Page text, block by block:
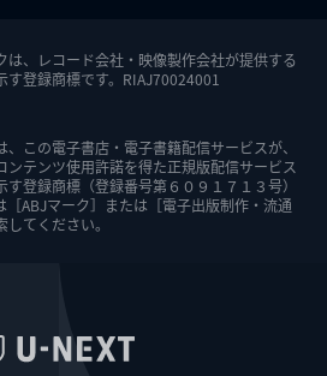
は、レコード会社・映像製作会社が提供する
す登録商標です。RIAJ70024001
、この電子書店・電子書籍配信サービスが、
ンテンツ使用許諾を得た正規版配信サービス
す登録商標（登録番号第６０９１７１３号）
［ABJマーク］または［電子出版制作・流通
てください。